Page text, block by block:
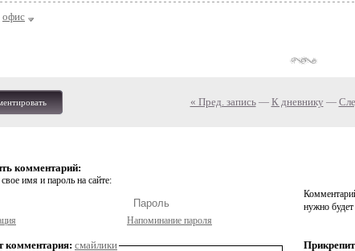
офис
« Пред. запись— К дневнику —
комментарий:
имя и пароль на сайте:
Напоминание пароля
нужно
комментария: смайлики